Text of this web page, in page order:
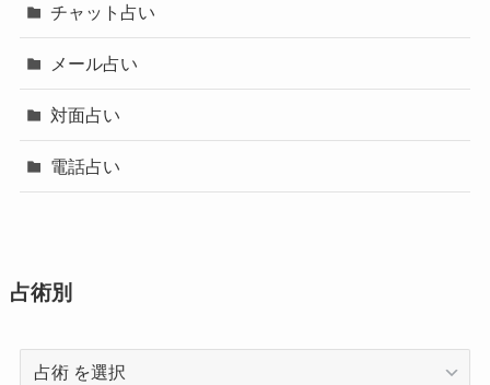
チャット占い
メール占い
対面占い
電話占い
占術別